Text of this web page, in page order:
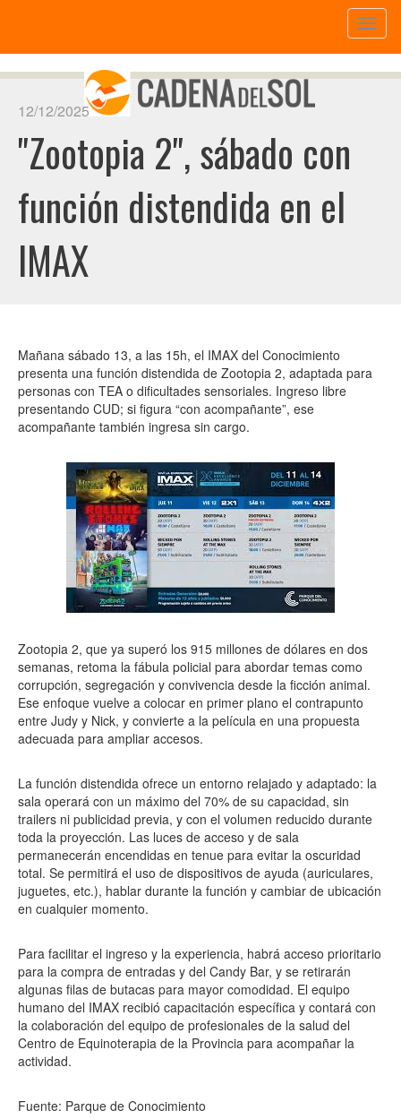
12/12/2025
"Zootopia 2", sábado con
función distendida en el
IMAX
Mañana sábado 13, a las 15h, el IMAX del Conocimiento
presenta una función distendida de Zootopia 2, adaptada para
personas con TEA o dificultades sensoriales. Ingreso libre
presentando CUD; si figura “con acompañante”, ese
acompañante también ingresa sin cargo.
Zootopia 2, que ya superó los 915 millones de dólares en dos
semanas, retoma la fábula policial para abordar temas como
corrupción, segregación y convivencia desde la ficción animal.
Ese enfoque vuelve a colocar en primer plano el contrapunto
entre Judy y Nick, y convierte a la película en una propuesta
adecuada para ampliar accesos.
La función distendida ofrece un entorno relajado y adaptado: la
sala operará con un máximo del 70% de su capacidad, sin
trailers ni publicidad previa, y con el volumen reducido durante
toda la proyección. Las luces de acceso y de sala
permanecerán encendidas en tenue para evitar la oscuridad
total. Se permitirá el uso de dispositivos de ayuda (auriculares,
juguetes, etc.), hablar durante la función y cambiar de ubicación
en cualquier momento.
Para facilitar el ingreso y la experiencia, habrá acceso prioritario
para la compra de entradas y del Candy Bar, y se retirarán
algunas filas de butacas para mayor comodidad. El equipo
humano del IMAX recibió capacitación específica y contará con
la colaboración del equipo de profesionales de la salud del
Centro de Equinoterapia de la Provincia para acompañar la
actividad.
Fuente: Parque de Conocimiento